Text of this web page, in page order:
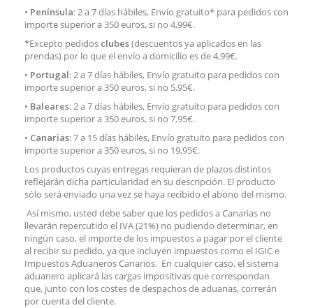
• Península: 2 a 7 días hábiles, Envío gratuito* para pedidos con
importe superior a 350 euros, si no 4,99€.
*Excepto pedidos clubes(descuentos ya aplicados en las
prendas) por lo que el envío a domicilio es de 4,99€.
• Portugal: 2 a 7 días hábiles, Envío gratuito para pedidos con
importe superior a 350 euros, si no 5,95€.
• Baleares: 2 a 7 días hábiles, Envío gratuito para pedidos con
importe superior a 350 euros, si no 7,95€.
• Canarias: 7 a 15 días hábiles, Envío gratuito para pedidos con
importe superior a 350 euros, si no 19,95€.
Los productos cuyas entregas requieran de plazos distintos
reflejarán dicha particularidad en su descripción. El producto
sólo será enviado una vez se haya recibido el abono del mismo.
Así mismo, usted debe saber que los pedidos a Canarias no
llevarán repercutido el IVA (21%) no pudiendo determinar, en
ningún caso, el importe de los impuestos a pagar por el cliente
al recibir su pedido, ya que incluyen impuestos como el IGIC e
Impuestos Aduaneros Canarios. En cualquier caso, el sistema
aduanero aplicará las cargas impositivas que correspondan
que, junto con los costes de despachos de aduanas, correrán
por cuenta del cliente.